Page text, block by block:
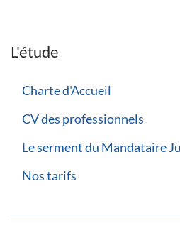
L'étude
Charte d'Accueil
CV des professionnels
Le serment du Mandataire
Nos tarifs